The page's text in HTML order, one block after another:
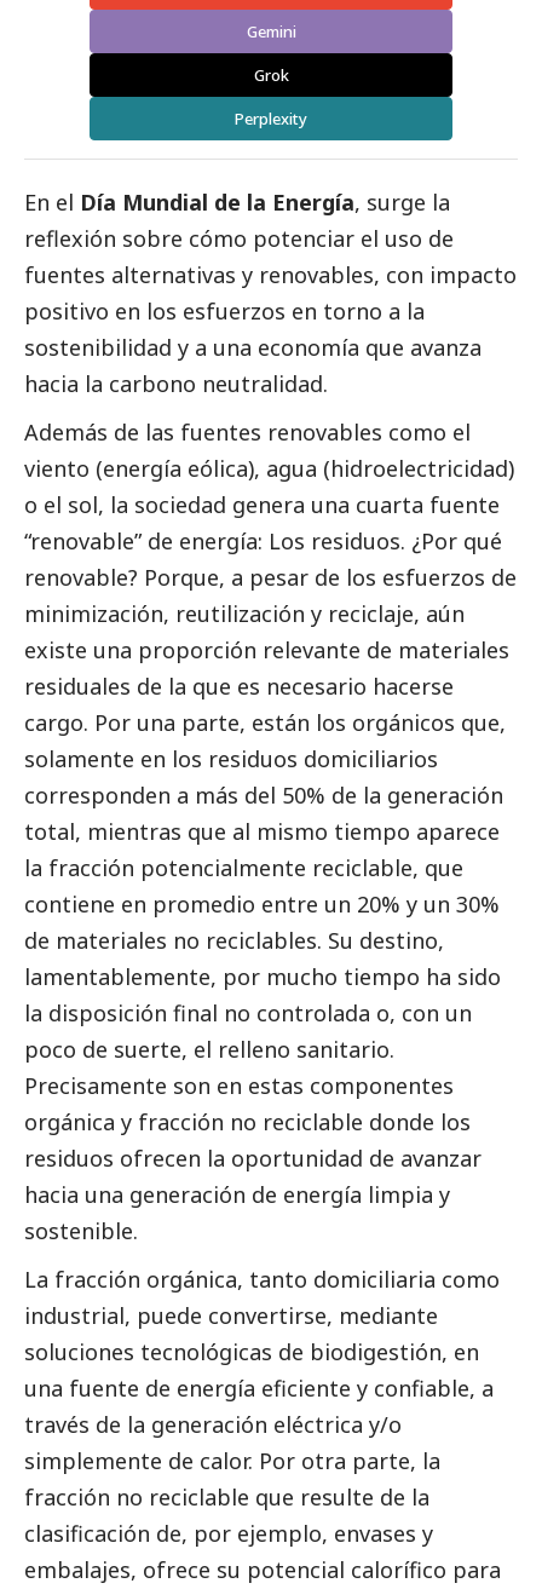
Gemini
Grok
Perplexity
En el Día Mundial de la Energía, surge la
reflexión sobre cómo potenciar el uso de
fuentes alternativas y renovables, con impacto
positivo en los esfuerzos en torno a la
sostenibilidad y a una economía que avanza
hacia la carbono neutralidad.
Además de las fuentes renovables como el
viento (energía eólica), agua (hidroelectricidad)
o el sol, la sociedad genera una cuarta fuente
“renovable” de energía: Los residuos. ¿Por qué
renovable? Porque, a pesar de los esfuerzos de
minimización, reutilización y reciclaje, aún
existe una proporción relevante de materiales
residuales de la que es necesario hacerse
cargo. Por una parte, están los orgánicos que,
solamente en los residuos domiciliarios
corresponden a más del 50% de la generación
total, mientras que al mismo tiempo aparece
la fracción potencialmente reciclable, que
contiene en promedio entre un 20% y un 30%
de materiales no reciclables. Su destino,
lamentablemente, por mucho tiempo ha sido
la disposición final no controlada o, con un
poco de suerte, el relleno sanitario.
Precisamente son en estas componentes
orgánica y fracción no reciclable donde los
residuos ofrecen la oportunidad de avanzar
hacia una generación de energía limpia y
sostenible.
La fracción orgánica, tanto domiciliaria como
industrial, puede convertirse, mediante
soluciones tecnológicas de biodigestión, en
una fuente de energía eficiente y confiable, a
través de la generación eléctrica y/o
simplemente de calor. Por otra parte, la
fracción no reciclable que resulte de la
clasificación de, por ejemplo, envases y
embalajes, ofrece su potencial calorífico para